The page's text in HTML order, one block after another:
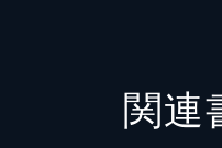
関連